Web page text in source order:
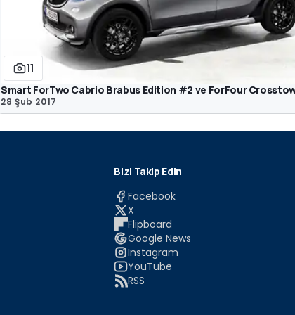
11
Smart ForTwo Cabrio Brabus Edition #2 ve ForFour
28 Şub 2017
Bizi Takip Edin
Facebook
X
Flipboard
Google News
Instagram
YouTube
RSS